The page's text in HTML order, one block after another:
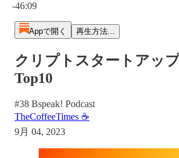
-46:09
Appで開く 再生方法...
クリプトスタートアッ
Top10
#38 Bspeak! Podcast
TheCoffeeTimes ☕
9月 04, 2023